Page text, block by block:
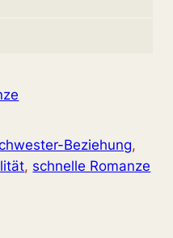
Beziehung,
, schnelle Romanze